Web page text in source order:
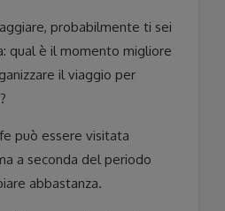
probabilmente ti sei
qual è il momento migliore
il viaggio per
può essere visitata
a seconda del periodo
abbastanza.